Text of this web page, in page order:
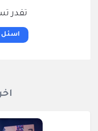
تقدر